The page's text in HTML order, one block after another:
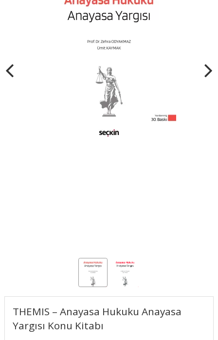
THEMIS – Anayasa Hukuku Anayasa
Yargısı Konu Kitabı